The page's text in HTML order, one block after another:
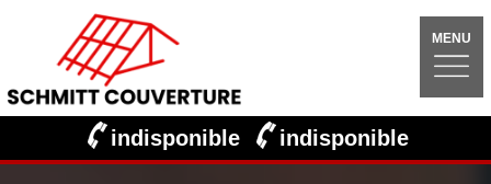
MENU
indisponible indisponible